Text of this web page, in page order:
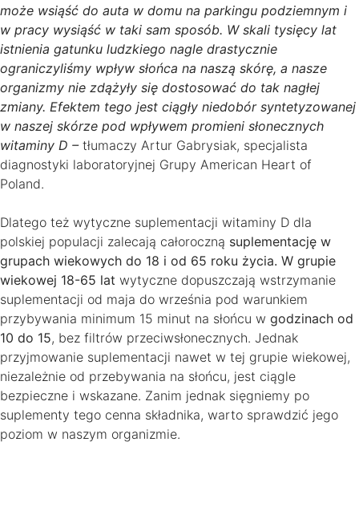
może wsiąść do auta w domu na parkingu podziemnym i
w pracy wysiąść w taki sam sposób. W skali tysięcy lat
istnienia gatunku ludzkiego nagle drastycznie
ograniczyliśmy wpływ słońca na naszą skórę, a nasze
organizmy nie zdążyły się dostosować do tak nagłej
zmiany. Efektem tego jest ciągły niedobór syntetyzowanej
w naszej skórze pod wpływem promieni słonecznych
witaminy D –tłumaczy Artur Gabrysiak, specjalista
diagnostyki laboratoryjnej Grupy American Heart of
Poland.
Dlatego też wytyczne suplementacji witaminy D dla
polskiej populacji zalecają całoroczną suplementację w
grupach wiekowych do 18 i od 65 roku życia. W grupie
wiekowej 18-65 lat wytyczne dopuszczają wstrzymanie
suplementacji od maja do września pod warunkiem
przybywania minimum 15 minut na słońcu w godzinach od
10 do 15, bez filtrów przeciwsłonecznych. Jednak
przyjmowanie suplementacji nawet w tej grupie wiekowej,
niezależnie od przebywania na słońcu, jest ciągle
bezpieczne i wskazane. Zanim jednak sięgniemy po
suplementy tego cenna składnika, warto sprawdzić jego
poziom w naszym organizmie.